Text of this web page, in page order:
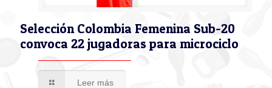
Selección Colombia Femenina Sub-20
convoca 22 jugadoras para microciclo
Leer más